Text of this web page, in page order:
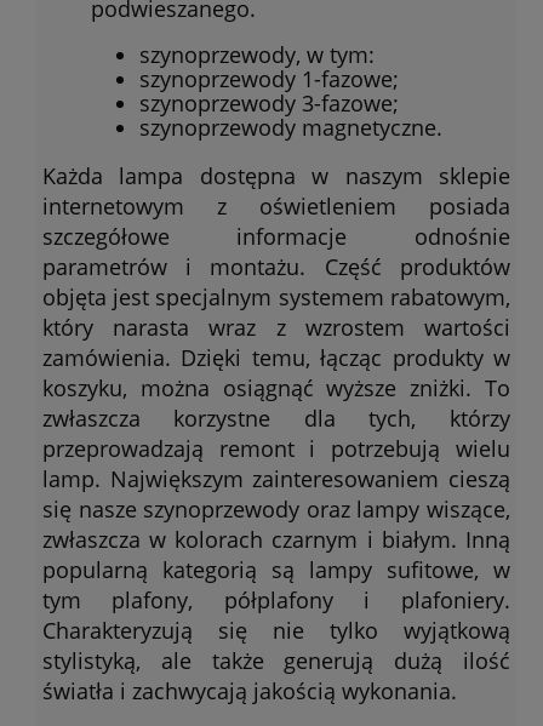
podwieszanego.
szynoprzewody, w tym:
szynoprzewody 1-fazowe;
szynoprzewody 3-fazowe;
szynoprzewody magnetyczne.
Każda lampa dostępna w naszym sklepie
internetowym z oświetleniem posiada
szczegółowe informacje odnośnie
parametrów i montażu. Część produktów
objęta jest specjalnym systemem rabatowym,
który narasta wraz z wzrostem wartości
zamówienia. Dzięki temu, łącząc produkty w
koszyku, można osiągnąć wyższe zniżki. To
zwłaszcza korzystne dla tych, którzy
przeprowadzają remont i potrzebują wielu
lamp. Największym zainteresowaniem cieszą
się nasze szynoprzewody oraz lampy wiszące,
zwłaszcza w kolorach czarnym i białym. Inną
popularną kategorią są lampy sufitowe, w
tym plafony, półplafony i plafoniery.
Charakteryzują się nie tylko wyjątkową
stylistyką, ale także generują dużą ilość
światła i zachwycają jakością wykonania.